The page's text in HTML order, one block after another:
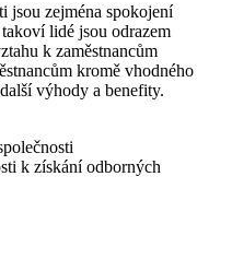
jsou zejména spokojení
lidé jsou odrazem
k zaměstnancům
kromě vhodného
výhody a benefity.
k získání odborných